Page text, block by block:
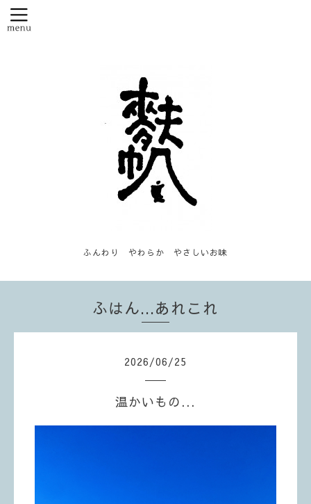
ふんわり やわらか やさしいお味
ふはん...あれこれ
2026/06/25
温かいもの...